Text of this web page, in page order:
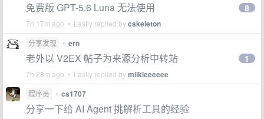
免费版 GPT-5.6 Luna 无法使用
7h 17m ago • Lastly replied bycskeleton
8
分享发现 • ern
老外以 V2EX 帖子为来源分析中转站
7h 28m ago • Lastly replied bymilkleeeeee
1
程序员 • cs1707
分享一下给 AI Agent 挑解析工具的经验